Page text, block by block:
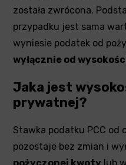
została zwrócona.
przypadku jest sama
wyniesie podatek od
wyłącznie od
Jaka jest
prywatnej?
Stawka podatku PCC od
pozostaje bez zmian i
pożyczonej kwoty lub